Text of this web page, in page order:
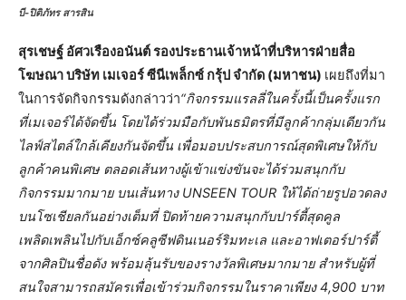
บี-ปิติภัทร สารสิน
สุรเชษฐ์ อัศวเรืองอนันต์ รองประธานเจ้าหน้าที่บริหารฝ่ายสื่อ
โฆษณา บริษัท เมเจอร์ ซีนีเพล็กซ์ กรุ้ป จำกัด (มหาชน) เผยถึงที่มา
ในการจัดกิจกรรมดังกล่าวว่า“กิจกรรมแรลลี่ในครั้งนี้เป็นครั้งแรก
ที่เมเจอร์ได้จัดขึ้น โดยได้ร่วมมือกับพันธมิตรที่มีลูกค้ากลุ่มเดียวกัน
ไลฟ์สไตล์ใกล้เคียงกันจัดขึ้น เพื่อมอบประสบการณ์สุดพิเศษให้กับ
ลูกค้าคนพิเศษ ตลอดเส้นทางผู้เข้าแข่งขันจะได้ร่วมสนุกกับ
กิจกรรมมากมาย บนเส้นทาง UNSEEN TOUR ให้ได้ถ่ายรูปอวดลง
บนโซเชียลกันอย่างเต็มที่ ปิดท้ายความสนุกกับปาร์ตี้สุดคูล
เพลิดเพลินไปกับเอ็กซ์คลูซีฟดินเนอร์ริมทะเล และอาฟเตอร์ปาร์ตี้
จากศิลปินชื่อดัง พร้อมลุ้นรับของรางวัลพิเศษมากมาย สำหรับผู้ที่
สนใจสามารถสมัครเพื่อเข้าร่วมกิจกรรมในราคาเพียง 4,900 บาท